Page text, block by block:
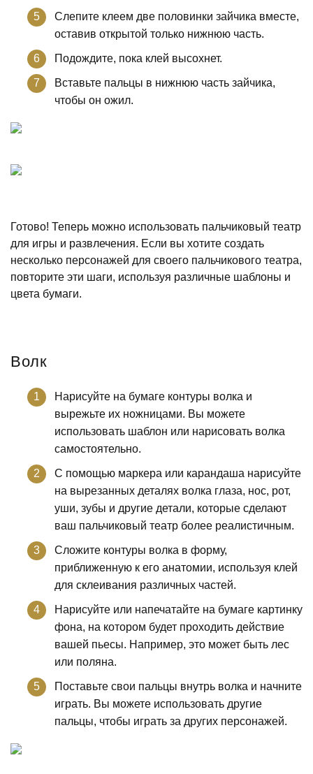
Слепите клеем две половинки зайчика вместе,
оставив открытой только нижнюю часть.
Подождите, пока клей высохнет.
Вставьте пальцы в нижнюю часть зайчика,
чтобы он ожил.
Готово! Теперь можно использовать пальчиковый театр
для игры и развлечения. Если вы хотите создать
несколько персонажей для своего пальчикового театра,
повторите эти шаги, используя различные шаблоны и
цвета бумаги.
Волк
Нарисуйте на бумаге контуры волка и
вырежьте их ножницами. Вы можете
использовать шаблон или нарисовать волка
самостоятельно.
С помощью маркера или карандаша нарисуйте
на вырезанных деталях волка глаза, нос, рот,
уши, зубы и другие детали, которые сделают
ваш пальчиковый театр более реалистичным.
Сложите контуры волка в форму,
приближенную к его анатомии, используя клей
для склеивания различных частей.
Нарисуйте или напечатайте на бумаге картинку
фона, на котором будет проходить действие
вашей пьесы. Например, это может быть лес
или поляна.
Поставьте свои пальцы внутрь волка и начните
играть. Вы можете использовать другие
пальцы, чтобы играть за других персонажей.